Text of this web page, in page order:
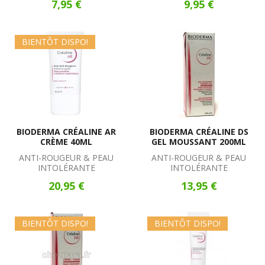
7,95 € 9,95 €
BIENTÔT DISPO!
BIODERMA CRÉALINE AR
CRÈME 40ML
ANTI-ROUGEUR & PEAU
INTOLÉRANTE
20,95 €
BIODERMA CRÉALINE DS
GEL MOUSSANT 200ML
ANTI-ROUGEUR & PEAU
INTOLÉRANTE
13,95 €
BIENTÔT DISPO! BIENTÔT DISPO!